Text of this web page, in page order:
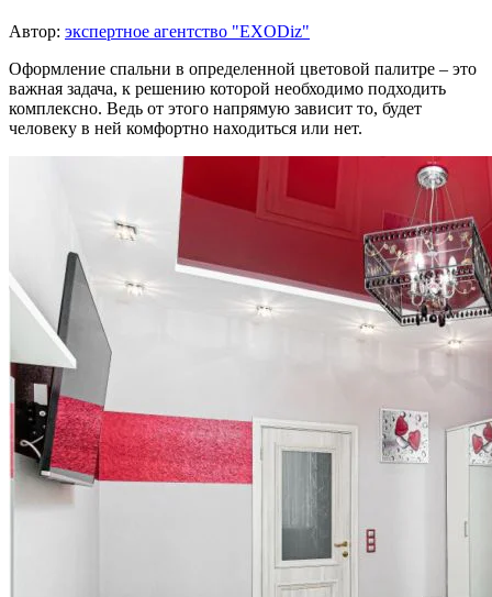
Автор: экспертное агентство "EXODiz"
Оформление спальни в определенной цветовой палитре – это
важная задача, к решению которой необходимо подходить
комплексно. Ведь от этого напрямую зависит то, будет
человеку в ней комфортно находиться или нет.